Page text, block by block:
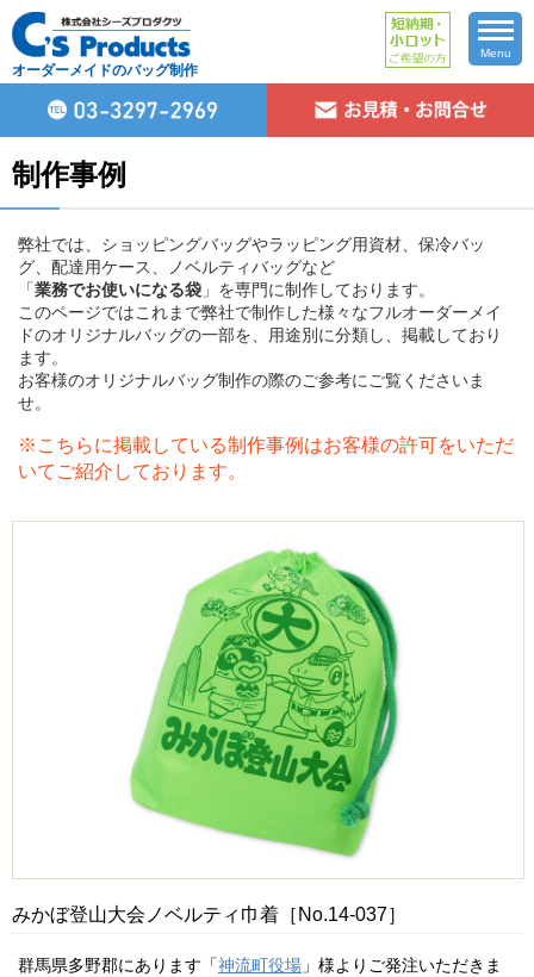
オーダーメイドのバッグ制作
Menu
制作事例
弊社では、ショッピングバッグやラッピング用資材、保冷バッ
グ、配達用ケース、ノベルティバッグなど
「業務でお使いになる袋 」を専門に制作しております。
このページではこれまで弊社で制作した様々なフルオーダーメイ
ドのオリジナルバッグの一部を、用途別に分類し、掲載しており
ます。
お客様のオリジナルバッグ制作の際のご参考にご覧くださいま
せ。
※こちらに掲載している制作事例はお客様の許可をいただ
いてご紹介しております。
みかぼ登山大会ノベルティ巾着［No.14-037］
群馬県多野郡にあります「神流町役場 」様よりご発注いただきま